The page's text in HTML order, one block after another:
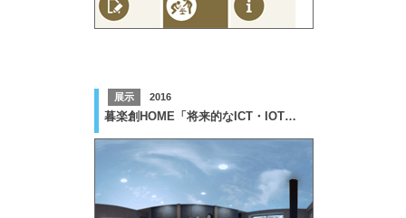
展示 2016
暮楽創HOME「将来的なICT・IOT活用サービス」